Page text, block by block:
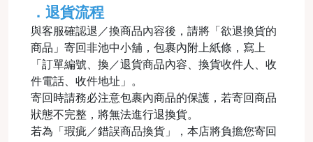
．退貨流程
與客服確認退／換商品內容後，請將「欲退換貨的
商品」寄回非池中小舖，包裹內附上紙條，寫上
「訂單編號、換／退貨商品內容、換貨收件人、收
件電話、收件地址」。
寄回時請務必注意包裹內商品的保護，若寄回商品
狀態不完整，將無法進行退換貨。
若為「瑕疵／錯誤商品換貨」，本店將負擔您寄回